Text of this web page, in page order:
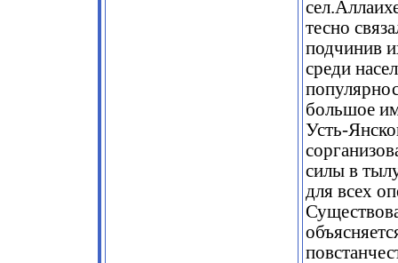
тесно
подчинив
среди
большое
Усть-
силы в
для всех